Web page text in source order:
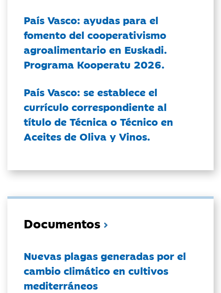
País Vasco: ayudas para el
fomento del cooperativismo
agroalimentario en Euskadi.
Programa Kooperatu 2026.
País Vasco: se establece el
currículo correspondiente al
título de Técnica o Técnico en
Aceites de Oliva y Vinos.
Documentos
Nuevas plagas generadas por el
cambio climático en cultivos
mediterráneos